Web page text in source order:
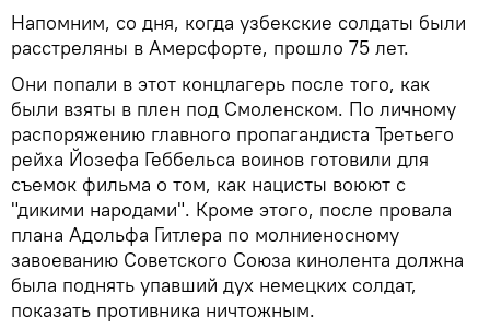
Напомним, со дня, когда узбекские солдаты были
расстреляны в Амерсфорте, прошло 75 лет.
Они попали в этот концлагерь после того, как
были взяты в плен под Смоленском. По личному
распоряжению главного пропагандиста Третьего
рейха Йозефа Геббельса воинов готовили для
съемок фильма о том, как нацисты воюют с
"дикими народами". Кроме этого, после провала
плана Адольфа Гитлера по молниеносному
завоеванию Советского Союза кинолента должна
была поднять упавший дух немецких солдат,
показать противника ничтожным.